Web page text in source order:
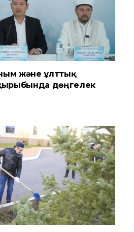
және ұлттық
дөңгелек